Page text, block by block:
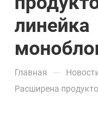
линейка
Главная —
Расширена